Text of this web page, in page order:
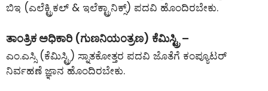
ಬಿಇ (ಎಲೆಕ್ಟ್ರಿಕಲ್ & ಇಲೆಕ್ಟ್ರಾನಿಕ್ಸ್) ಪದವಿ ಹೊಂದಿರಬೇಕು.
ತಾಂತ್ರಿಕ ಅಧಿಕಾರಿ (ಗುಣನಿಯಂತ್ರಣ) ಕೆಮಿಸ್ಟ್ರಿ –
ಎಂ.ಎಸ್ಸಿ (ಕೆಮಿಸ್ಟ್ರಿ) ಸ್ನಾತಕೋತ್ತರ ಪದವಿ ಜೊತೆಗೆ ಕಂಪ್ಯೂಟರ್
ನಿರ್ವಹಣೆ ಜ್ಞಾನ ಹೊಂದಿರಬೇಕು.